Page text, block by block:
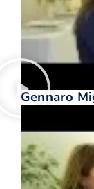
Gennaro